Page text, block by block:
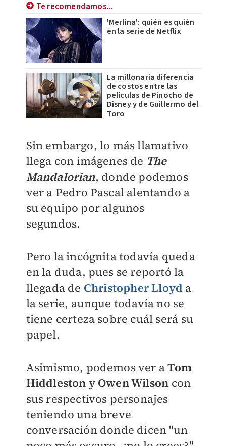
Te recomendamos...
'Merlina': quién es quién
en la serie de Netflix
La millonaria diferencia
de costos entre las
películas de Pinocho de
Disney y de Guillermo del
Toro
Sin embargo, lo más llamativo
llega con imágenes de The
Mandalorian, donde podemos
ver a Pedro Pascal alentando a
su equipo por algunos
segundos.
Pero la incógnita todavía queda
en la duda, pues se reportó la
llegada de Christopher Lloyd a
la serie, aunque todavía no se
tiene certeza sobre cuál será su
papel.
Asimismo, podemos ver aTom
Hiddleston y Owen Wilson con
sus respectivos personajes
teniendo una breve
conversación donde dicen "un